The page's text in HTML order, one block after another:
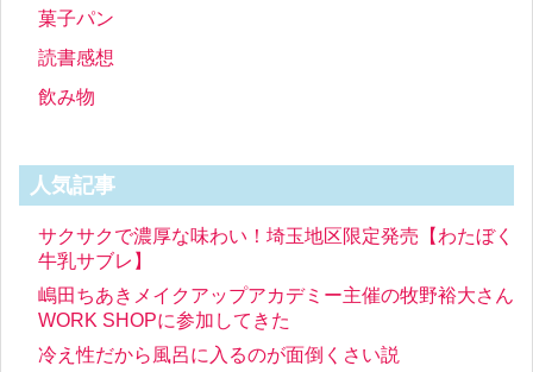
菓子パン
読書感想
飲み物
人気記事
サクサクで濃厚な味わい！埼玉地区限定発売【わたぼく
牛乳サブレ】
嶋田ちあきメイクアップアカデミー主催の牧野裕大さん
WORK SHOPに参加してきた
冷え性だから風呂に入るのが面倒くさい説